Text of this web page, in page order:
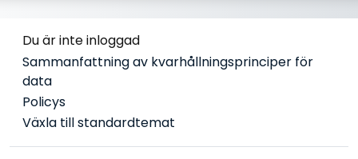
Du är inte inloggad
Sammanfattning av kvarhållningsprinciper för
data
Policys
Växla till standardtemat